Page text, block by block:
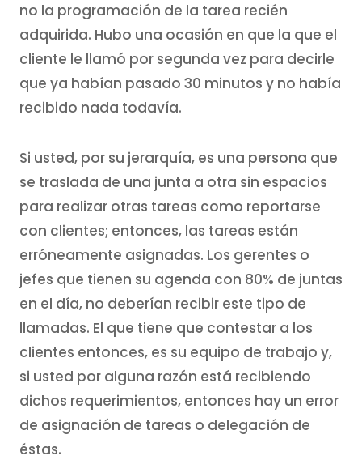
no la programación de la tarea recién
adquirida. Hubo una ocasión en que la que el
cliente le llamó por segunda vez para decirle
que ya habían pasado 30 minutos y no había
recibido nada todavía.
Si usted, por su jerarquía, es una persona que
se traslada de una junta a otra sin espacios
para realizar otras tareas como reportarse
con clientes; entonces, las tareas están
erróneamente asignadas. Los gerentes o
jefes que tienen su agenda con 80% de juntas
en el día, no deberían recibir este tipo de
llamadas. El que tiene que contestar a los
clientes entonces, es su equipo de trabajo y,
si usted por alguna razón está recibiendo
dichos requerimientos, entonces hay un error
de asignación de tareas o delegación de
éstas.